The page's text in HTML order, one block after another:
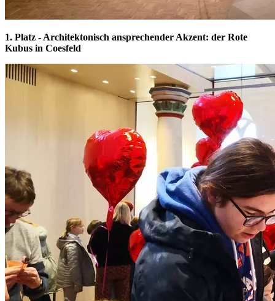
1. Platz - Architektonisch ansprechender Akzent: der Rote
Kubus in Coesfeld